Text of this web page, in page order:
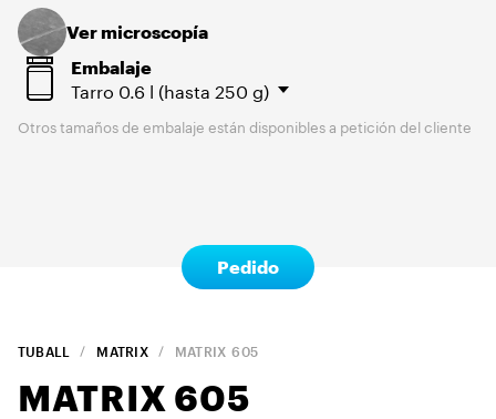
Embalaje
Tarro 0.6 l (hasta 250 g)
Otros tamaños de embalaje están disponibles a petición del cliente
Ver microscopía
TUBALL MATRIX MATRIX 605
MATRIX 605
Pedido